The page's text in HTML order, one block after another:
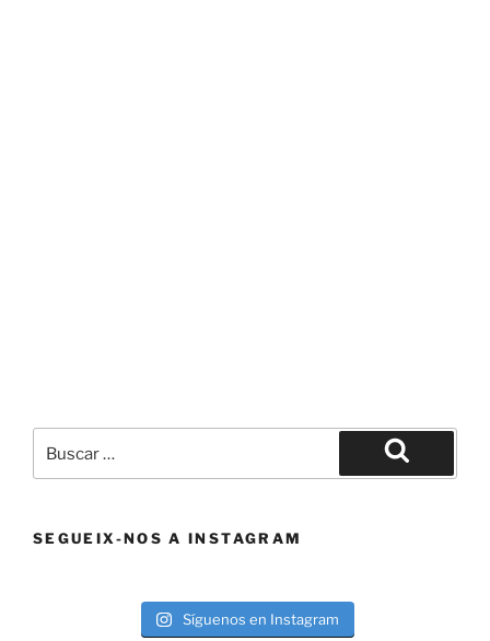
por:
Buscar
SEGUEIX-NOS A INSTAGRAM
Síguenos en Instagram